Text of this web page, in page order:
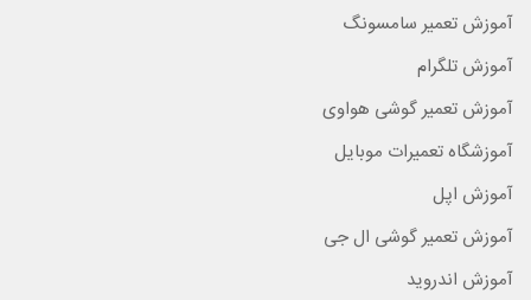
آموزش تعمیر سامسونگ
آموزش تلگرام
آموزش تعمیر گوشی هواوی
آموزشگاه تعمیرات موبایل
آموزش اپل
آموزش تعمیر گوشی ال جی
آموزش اندروید